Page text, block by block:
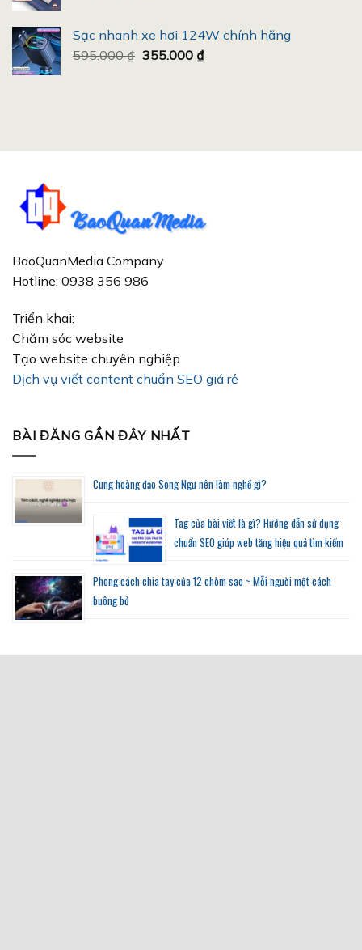
500.000 ₫.là:
446.000 ₫.
Sạc nhanh xe hơi 124W chính hãng
595.000₫ Giá
355.000 ₫Giá
BaoQuanMedia Company
Hotline: 0938 356 986
Triển khai:
Chăm sóc website
Tạo website chuyên nghiệp
Dịch vụ viết content chuẩn SEO giá rẻ
BÀI ĐĂNG GẦN ĐÂY NHẤT
Cung hoàng đạo Song Ngư nên làm nghề gì?
Tag của bài viết là gì? Hướng dẫn sử dụng
chuẩn SEO giúp web tăng hiệu quả tìm kiếm
Phong cách chia tay của 12 chòm sao ~ Mỗi người một cách
buông bỏ